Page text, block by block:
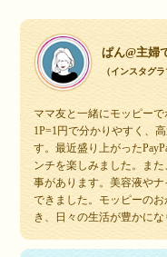
ぱん@主婦
（インスタグラ
ママ友と一緒にモッピー
1P=1円で分かりやすく、
す。最近盛り上がった
ンチを楽しみました。ま
事があります。美容液や
できました。モッピーの
き、日々の生活が豊かにな